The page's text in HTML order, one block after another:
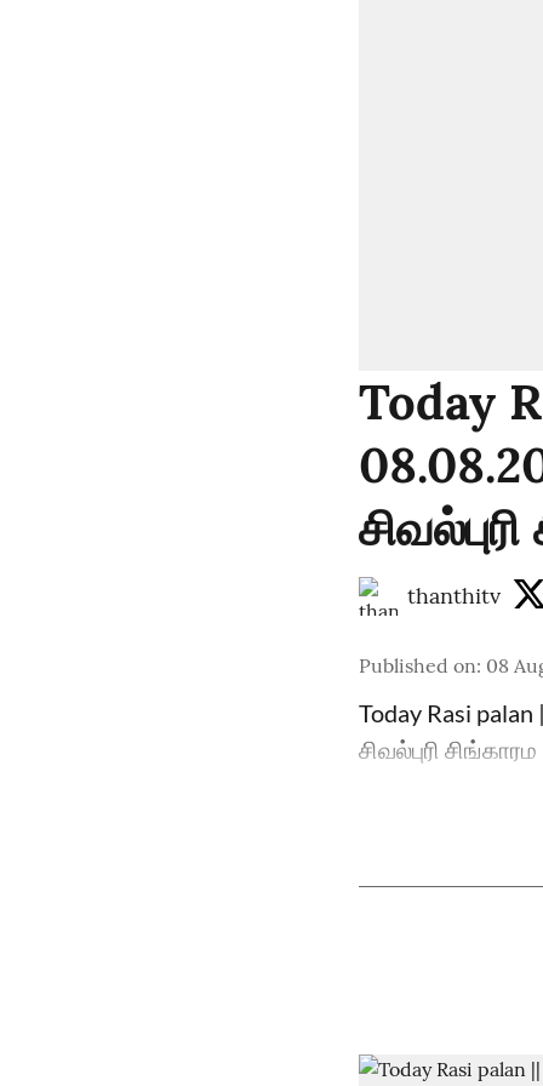
Today
thanthitv
Published on: 08
Today Rasi
சிவல்புரி சிங்காரம